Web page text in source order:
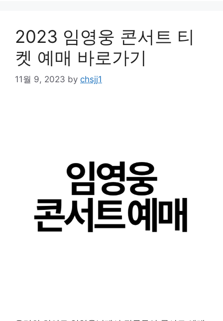
2023 임영웅 콘서트 티
켓 예매 바로가기
11월 9, 2023 by chsjj1